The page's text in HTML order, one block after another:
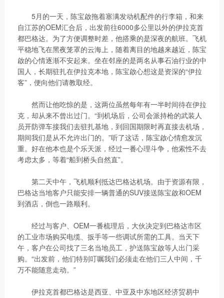
5月的一天，陈宝啟拖着塞满发动机配件的行李箱，和来
自江苏的OEM汇合后，出发前往6000多公里以外的伊拉克首
都巴格达。为了方便调整时差，他搭乘的是深夜的航班。飞机
平稳地飞在黑夜笼罩的云海上，随着离目的地越来越近，陈宝
啟的心情逐渐不安起来。坐在邻座的是两名从事石油行业的中
国人，长期驻扎在伊拉克本地，陈宝啟心想这是资深的“伊拉
客”，便向他们请教取经。
然而让他吃惊的是，这两位虽然每年有一半时间待在伊拉
克，却从来不曾出过门。“到机场后，公司会派持枪的武装人
员开防弹车接我们去驻扎基地，到回国期限时再直接去机场，
期间我们是从不允许出门的。”听了这话，陈宝啟心情愈发沉
重。好在他本也是个乐天派，经过一番心理斗争，他索性不去
考虑太多，等着“船到桥头自然直”。
第二天中午，飞机顺利抵达巴格达机场。由于资源有限，
巴格达当地客户只能安排一辆普通的SUV接送陈宝啟和OEM
到酒店，倒也一路顺利。
经过与客户、OEM一番梳理后，大伙决定到巴格达市区
的工业市场购买电缆、扳手等一些调试所需的工具。当天下
午，客户在公司找了三名当地员工，护送陈宝啟等人出门采
购。“出发前，他们特别叮嘱我们必须走在他们三人中间，千
万不能随意走动。”
伊拉克首都巴格达是西亚、中亚及中东地区经济贸易中